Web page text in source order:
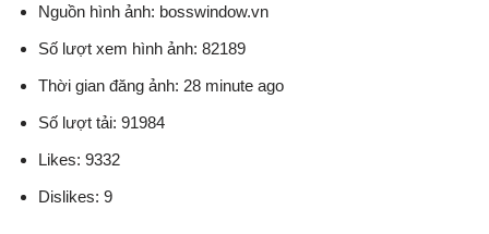
Nguồn hình ảnh: bosswindow.vn
Số lượt xem hình ảnh: 82189
Thời gian đăng ảnh: 28 minute ago
Số lượt tải: 91984
Likes: 9332
Dislikes: 9